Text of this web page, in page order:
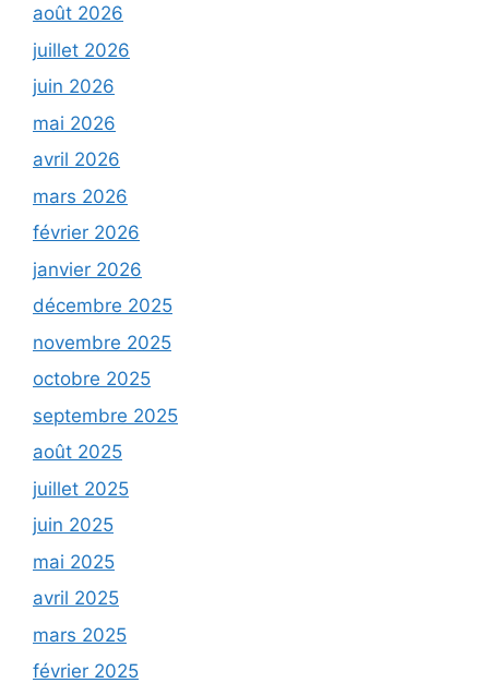
août 2026
juillet 2026
juin 2026
mai 2026
avril 2026
mars 2026
février 2026
janvier 2026
décembre 2025
novembre 2025
octobre 2025
septembre 2025
août 2025
juillet 2025
juin 2025
mai 2025
avril 2025
mars 2025
février 2025